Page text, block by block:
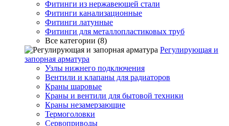
Фитинги из нержавеющей стали
Фитинги канализационные
Фитинги латунные
Фитинги для металлопластиковых труб
Все категории (8)
Регулирующая и
запорная арматура
Узлы нижнего подключения
Вентили и клапаны для радиаторов
Краны шаровые
Краны и вентили для бытовой техники
Краны незамерзающие
Термоголовки
Сервоприводы